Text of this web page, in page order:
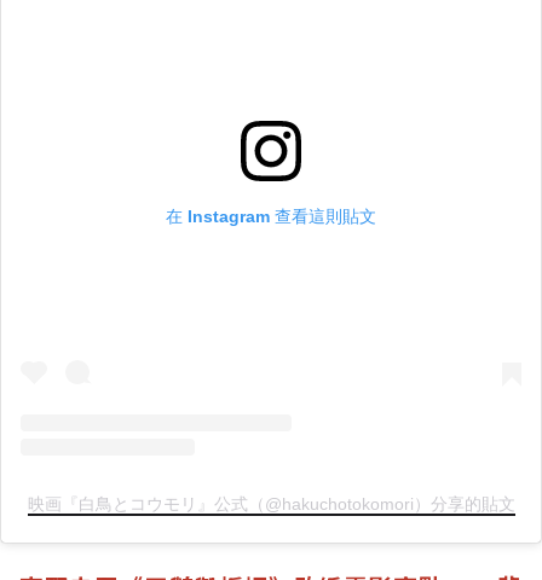
在 Instagram 查看這則貼文
映画『白鳥とコウモリ』公式（@hakuchotokomori）分享的貼文